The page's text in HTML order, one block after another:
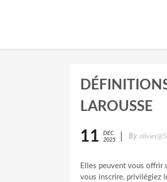
LAROUSSE
11
DEC
2025
By
Elles peuvent vous offrir
vous inscrire, privilégiez